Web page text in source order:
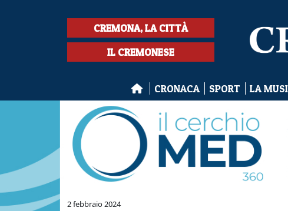
CREMONA, LA CITTÀ
IL CREMONESE
CRONACA SPORT LA
2 febbraio 2024